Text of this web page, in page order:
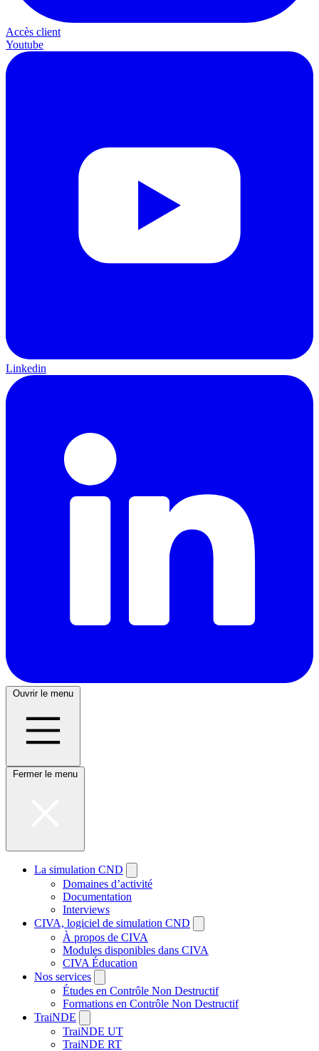
Accès client
Youtube
Linkedin
Ouvrir le menu
Fermer le menu
La simulation CND
Domaines d’activité
Documentation
Interviews
CIVA, logiciel de simulation CND
À propos de CIVA
Modules disponibles dans CIVA
CIVA Éducation
Nos services
Études en Contrôle Non Destructif
Formations en Contrôle Non Destructif
TraiNDE
TraiNDE UT
TraiNDE RT